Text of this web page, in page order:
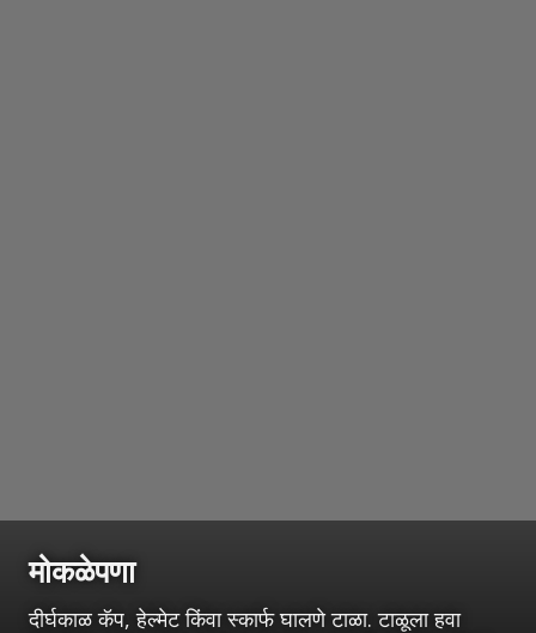
मोकळेपणा
दीर्घकाळ कॅप, हेल्मेट किंवा स्कार्फ घालणे टाळा. टाळूला हवा